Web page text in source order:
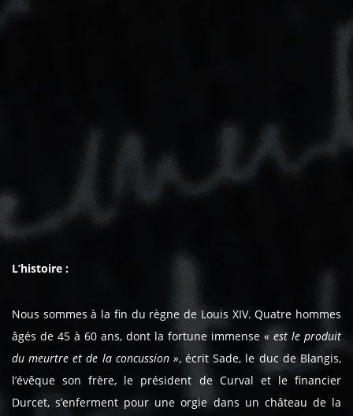
L’histoire :
Nous sommes à la fin du règne de Louis XIV. Quatre hommes
âgés de 45 à 60 ans, dont la fortune immense « est le produit
du meurtre et de la concussion », écrit Sade, le duc de Blangis,
l’évêque son frère, le président de Curval et le financier
Durcet, s’enferment pour une orgie dans un château de la